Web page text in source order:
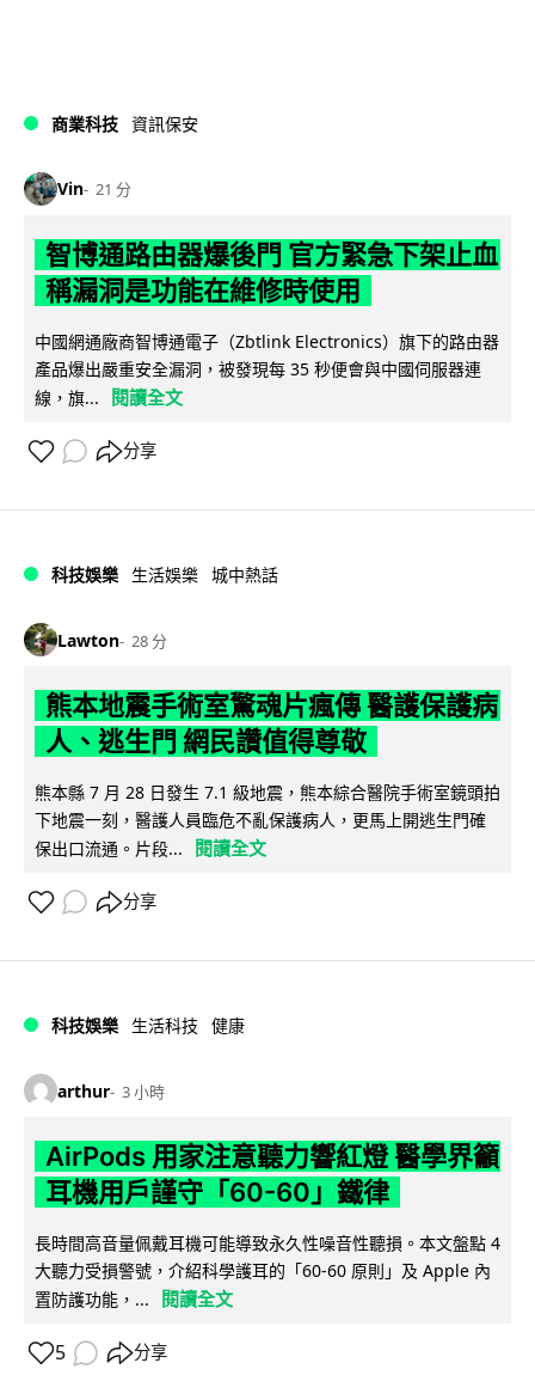
商業科技 資訊保安
Vin 21 分
智博通路由器爆後門 官方緊急下架止血
稱漏洞是功能在維修時使用
中國網通廠商智博通電子（Zbtlink Electronics）旗下的路由器
產品爆出嚴重安全漏洞，被發現每 35 秒便會與中國伺服器連
線，旗...
閱讀全文
分享
科技娛樂 生活娛樂 城中熱話
Lawton 28 分
熊本地震手術室驚魂片瘋傳 醫護保護病
人、逃生門 網民讚值得尊敬
熊本縣 7 月 28 日發生 7.1 級地震，熊本綜合醫院手術室鏡頭拍
下地震一刻，醫護人員臨危不亂保護病人，更馬上開逃生門確
保出口流通。片段...
閱讀全文
分享
科技娛樂 生活科技 健康
arthur 3 小時
AirPods 用家注意聽力響紅燈 醫學界籲
耳機用戶謹守「60-60」鐵律
長時間高音量佩戴耳機可能導致永久性噪音性聽損。本文盤點 4
大聽力受損警號，介紹科學護耳的「60-60 原則」及 Apple 內
置防護功能，...
閱讀全文
5 分享